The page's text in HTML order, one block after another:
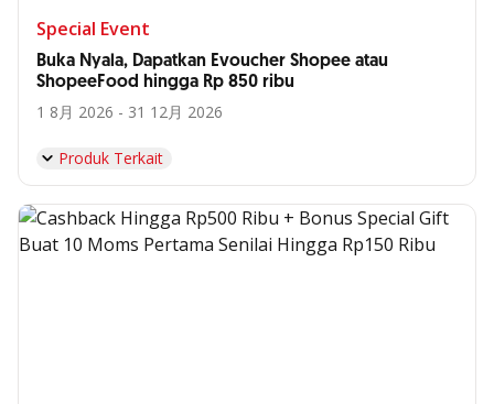
Special Event
Buka Nyala, Dapatkan Evoucher Shopee atau
ShopeeFood hingga Rp 850 ribu
1 8月 2026 - 31 12月 2026
Produk Terkait